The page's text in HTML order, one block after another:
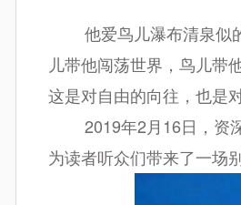
他爱鸟儿瀑布清泉似的
儿带他闯荡世界，鸟儿带
这是对自由的向往，也是
2019年2月16日，资深
为读者听众们带来了一场